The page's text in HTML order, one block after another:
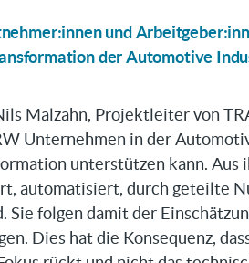
und
der Automotive
Malzahn, Projektleiter von
Unternehmen in der
unterstützen kann. Aus
automatisiert, durch geteilte
Sie folgen damit der
Dies hat die Konsequenz,